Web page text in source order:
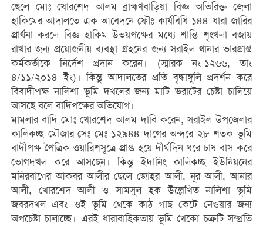
ছেলে মোঃ খোরশেদ আলম ব্রাহ্মণবাড়িয়া বিজ্ঞ অতিরিক্ত জেলা
হাকিমের আদালতে এক আবেদনে ফৌঃ কার্যবিধি ১৪৪ ধারা জারির
প্রার্থনা করলে বিজ্ঞ হাকিম উভয়পক্ষের মধ্যে শান্তি শৃংখলা বজায়
রাখার জন্য প্রয়োজনীয় ব্যবস্থা গ্রহনের জন্য সরাইল থানার ভারপ্রাপ্ত
কর্মকর্তাকে নির্দেশ প্রদান করেন। (স্মারক নং-১২৬৬, তাং
৪/১১/২০১৪ ইং)। কিন্তু আদালতের প্রতি বৃদ্ধাঙ্গুলি প্রদর্শন করে
বিবাদীপক্ষ নালিশা ভূমি দখলের জন্য মাটি ভরাটের চেষ্টা চালিয়ে
আসছে বলে বাদিপক্ষের অভিযোগ।
মামলার বাদি মোঃ খোরশেদ আলম দাবি করেন, সরাইল উপজেলার
কালিকচ্ছ মৌজার সেঃ মেঃ ১২৯৪৪ দাগের অন্দরে ২৮ শতক ভূমি
বাদীপক্ষ পৈত্রিক ওয়ারিশসূত্রে প্রাপ্ত হয়ে দীর্ঘদিন ধরে চাষ বাস করে
ভোগদখল করে আসছেন। কিন্তু ইদানিং কালিকচ্ছ ইউনিয়নের
মনিরবাগের আকবর আলীর ছেলে জোহর আলী, নূর আলী, আনার
আলী, খোরশেদ আলী ও সামসুল হক উল্লেখিত নালিশা ভূমি
জবরদখল এবং ওই ভূমি থেকে কাঠ গাছ কেটে নেওয়ার জন্য
অপচেষ্টা চালাচ্ছে। এরই ধারাবাহিকতায় ভূমি খেকো চক্রটি সম্প্রতি